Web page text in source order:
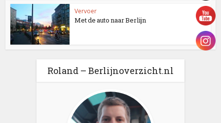
Vervoer
Met de auto naar Berlijn
Roland – Berlijnoverzicht.nl